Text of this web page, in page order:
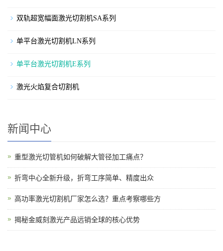
双轨超宽幅面激光切割机SA系列
单平台激光切割机LN系列
单平台激光切割机E系列
激光火焰复合切割机
新闻中心
重型激光切管机如何破解大管径加工痛点？
折弯中心全新升级，折弯工序简单、精度出众
高功率激光切割机厂家怎么选？重点考察哪些方
揭秘金威刻激光产品远销全球的核心优势